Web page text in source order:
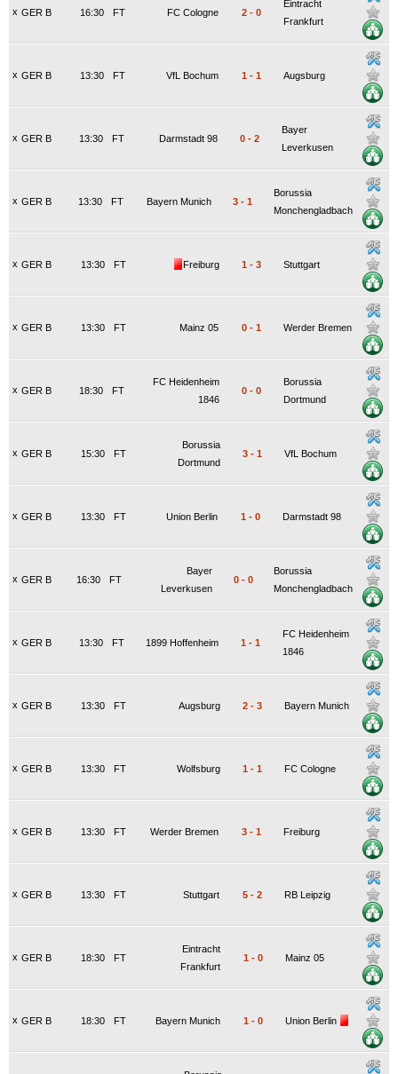
x GER B FT
16:30 FC Cologne 2 - 0
Eintracht
Frankfurt
x GER B FT
13:30 VfL Bochum 1 - 1 Augsburg
x GER B FT
13:30 Darmstadt 98 0 - 2
Bayer
Leverkusen
x GER B FT
13:30 Bayern Munich 3 - 1
Borussia
Monchengladbach
x GER B FT
13:30 Freiburg 1 - 3 Stuttgart
x GER B FT
13:30 Mainz 05 0 - 1 Werder Bremen
x GER B FT
18:30
FC Heidenheim
1846
0 - 0
Borussia
Dortmund
x GER B FT
15:30
Borussia
Dortmund
3 - 1 VfL Bochum
x GER B FT
13:30 Union Berlin 1 - 0 Darmstadt 98
x GER B FT
16:30
Bayer
Leverkusen
0 - 0
Borussia
Monchengladbach
x GER B FT
13:30 1899 Hoffenheim 1 - 1
FC Heidenheim
1846
x GER B FT
13:30 Augsburg 2 - 3 Bayern Munich
x GER B FT
13:30 Wolfsburg 1 - 1 FC Cologne
x GER B FT
13:30 Werder Bremen 3 - 1 Freiburg
x GER B FT
13:30 Stuttgart 5 - 2 RB Leipzig
x GER B FT
18:30
Eintracht
Frankfurt
1 - 0 Mainz 05
x GER B FT
18:30 Bayern Munich 1 - 0 Union Berlin